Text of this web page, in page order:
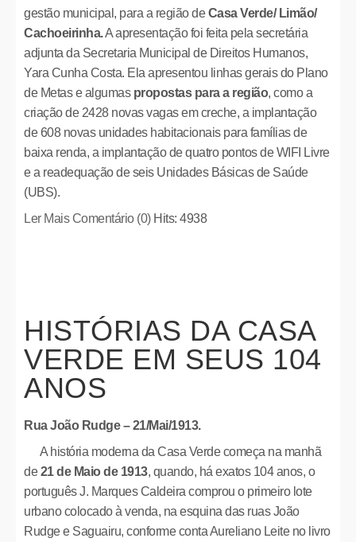
gestão municipal, para a região deCasa Verde/ Limão/
Cachoeirinha.A apresentação foi feita pela secretária
adjunta da Secretaria Municipal de Direitos Humanos,
Yara Cunha Costa. Ela apresentou linhas gerais do Plano
de Metas e algumas propostas para a região, como a
criação de 2428 novas vagas em creche, a implantação
de 608 novas unidades habitacionais para famílias de
baixa renda, a implantação de quatro pontos de WIFI Livre
e a readequação de seis Unidades Básicas de Saúde
(UBS).
Ler Mais Comentário (0) Hits: 4938
HISTÓRIAS DA CASA
VERDE EM SEUS 104
ANOS
Rua João Rudge – 21/Mai/1913.
A história moderna da Casa Verde começa na manhã
de21 de Maio de 1913, quando, há exatos 104 anos, o
português J. Marques Caldeira comprou o primeiro lote
urbano colocado à venda, na esquina das ruas João
Rudge e Saguairu, conforme conta Aureliano Leite no livro